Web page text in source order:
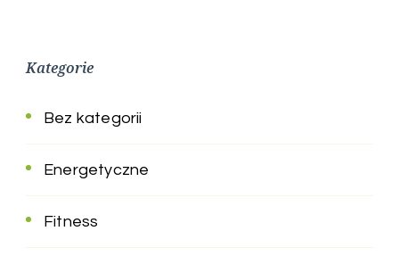
Kategorie
Bez kategorii
Energetyczne
Fitness